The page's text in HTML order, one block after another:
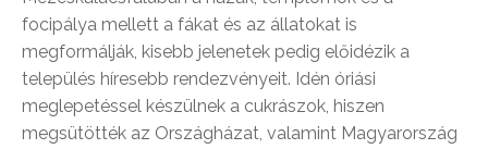
focipálya mellett a fákat és az állatokat is
megformálják, kisebb jelenetek pedig előidézik a
település híresebb rendezvényeit. Idén óriási
meglepetéssel készülnek a cukrászok, hiszen
megsütötték az Országházat, valamint Magyarország